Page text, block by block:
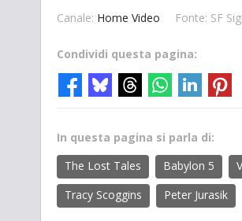
Canale: Home Video Fonte: SF
Condividi questa pagina:
In questa pagina si parla di:
The Lost Tales
Babylon 5
Tracy Scoggins
Peter Jurasik